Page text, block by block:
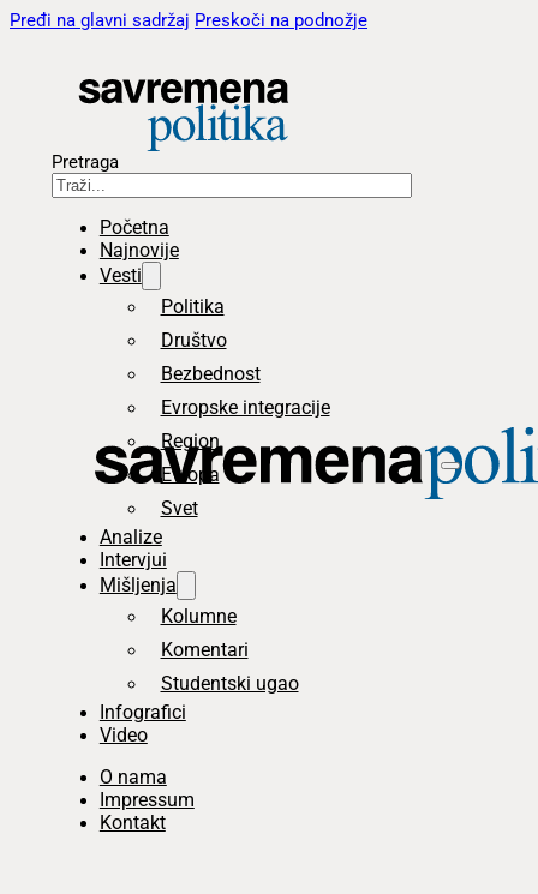
Pređi na glavni sadržaj Preskoči na podnožje
Pretraga
Početna
Najnovije
Vesti
Politika
Društvo
Bezbednost
Evropske integracije
Region
Evropa
Svet
Analize
Intervjui
Mišljenja
Kolumne
Komentari
Studentski ugao
Infografici
Video
O nama
Impressum
Kontakt